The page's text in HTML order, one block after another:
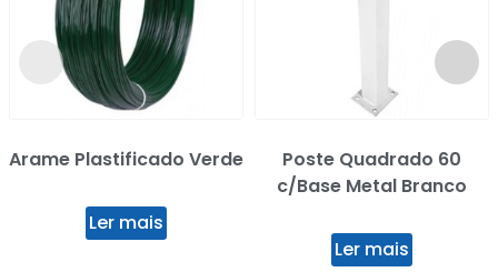
Arame Plastificado Verde
Ler mais
Poste Quadrado 60
c/Base Metal Branco
Ler mais